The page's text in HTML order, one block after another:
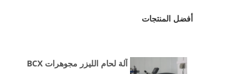
أفضل المنتجات
آلة لحام الليزر مجوهرات BCX